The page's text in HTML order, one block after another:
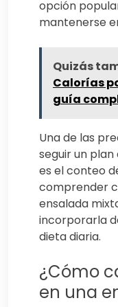
opción
mantenerse
Quizás
Calorías
guía
Una de las
seguir un
es el conteo
comprender
ensalada
incorporarla
dieta diaria.
¿Cómo
en una